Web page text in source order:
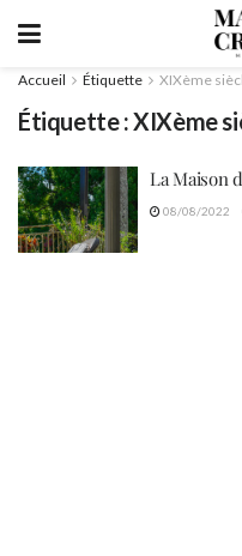
Accueil Étiquette XIXème
Étiquette :XIXème
La Maison
08/08/2022